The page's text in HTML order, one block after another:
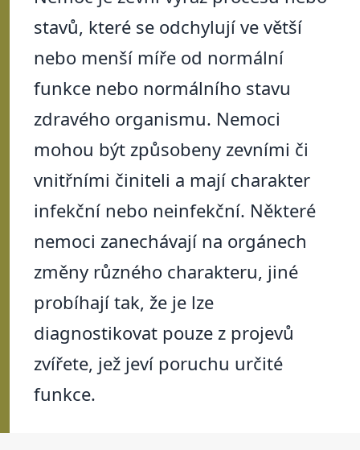
stavů, které se odchylují ve větší
nebo menší míře od normální
funkce nebo normálního stavu
zdravého organismu. Nemoci
mohou být způsobeny zevními či
vnitřními činiteli a mají charakter
infekční nebo neinfekční. Některé
nemoci zanechávají na orgánech
změny různého charakteru, jiné
probíhají tak, že je lze
diagnostikovat pouze z projevů
zvířete, jež jeví poruchu určité
funkce.